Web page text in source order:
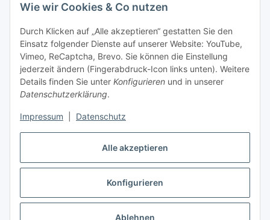
Alle akzeptieren
Konfigurieren
Ablehnen
Wie wir Cookies & Co nutzen
Durch Klicken auf „Alle akzeptieren“ gestatten Sie den
Einsatz folgender Dienste auf unserer Website: YouTube,
Vimeo, ReCaptcha, Brevo. Sie können die Einstellung
jederzeit ändern (Fingerabdruck-Icon links unten). Weitere
Details finden Sie unter Konfigurieren und in unserer
Datenschutzerklärung.
Impressum Datenschutz
Vertrag widerrufen
* Alle Preise inkl. gesetzlicher USt., zzgl.Versand